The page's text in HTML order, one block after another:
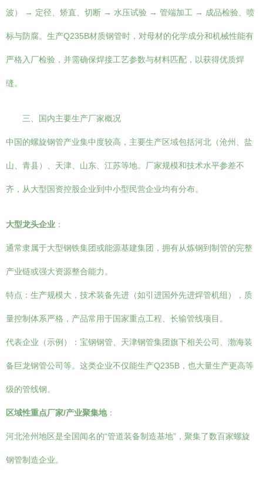
波） → 定径、矫直、切断 → 水压试验 → 管端加工 → 成品检验、喷
标与防腐。生产Q235B材质钢管时，对母材的化学成分和机械性能有
严格入厂检验，并需确保焊接工艺参数与材料匹配，以获得优质焊
缝。
三、国内主要生产厂家概况
中国的螺旋钢管产业集中度较高，主要生产区域包括河北（沧州、盐
山、青县）、天津、山东、江苏等地。厂家规模和技术水平参差不
齐，从大型国资控股企业到中小型民营企业均有分布。
大型龙头企业 ：
通常隶属于大型钢铁集团或能源基建集团，拥有从炼钢到制管的完整
产业链或强大资源整合能力。
特点：生产规模大，技术装备先进（如引进国外先进焊管机组），质
量控制体系严格，产品常用于国家重点工程、长输管线项目。
代表企业（示例）：宝钢钢管、天津钢管集团旗下相关公司、渤海装
备巨龙钢管公司等。这类企业不仅能生产Q235B，也大量生产更高等
级的管线钢。
区域性重点厂家/产业聚集地：
河北沧州地区是全国闻名的“管道装备制造基地”，聚集了数百家螺旋
钢管制造企业。